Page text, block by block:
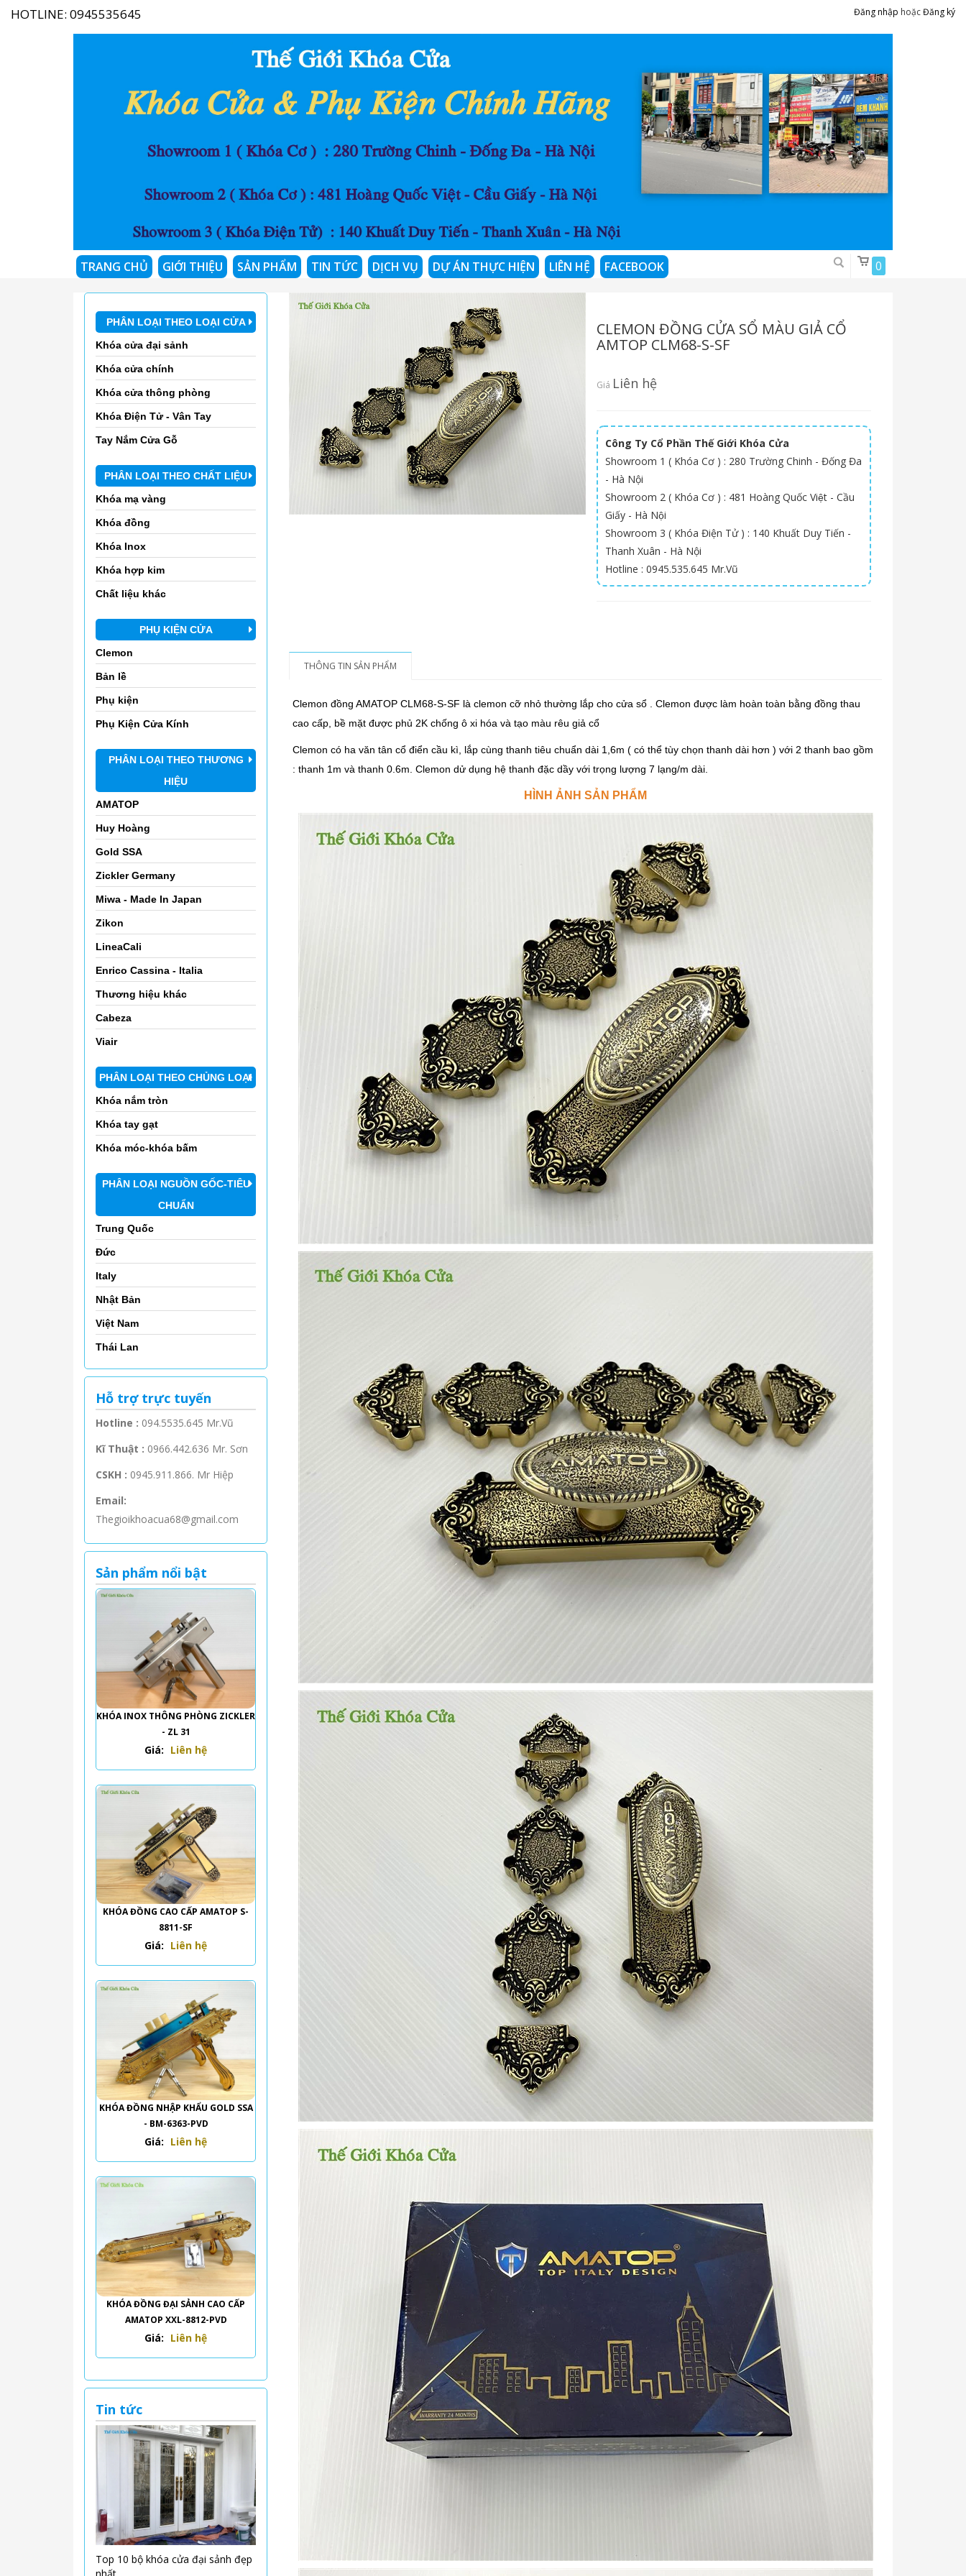
HOTLINE: 0945535645 Đăng nhập hoặcĐăng ký
TRANG CHỦ GIỚI THIỆU SẢN PHẨM TIN TỨC DỊCH VỤ DỰ ÁN THỰC HIỆN LIÊN HỆ FACEBOOK 0
PHÂN LOẠI THEO LOẠI CỬA
Khóa cửa đại sảnh
Khóa cửa chính
Khóa cửa thông phòng
Khóa Điện Tử - Vân Tay
Tay Nắm Cửa Gỗ
PHÂN LOẠI THEO CHẤT LIỆU
Khóa mạ vàng
Khóa đồng
Khóa Inox
Khóa hợp kim
Chất liệu khác
PHỤ KIỆN CỬA
Clemon
Bản lề
Phụ kiện
Phụ Kiện Cửa Kính
PHÂN LOẠI THEO THƯƠNG
HIỆU
AMATOP
Huy Hoàng
Gold SSA
Zickler Germany
Miwa - Made In Japan
Zikon
LineaCali
Enrico Cassina - Italia
Thương hiệu khác
Cabeza
Viair
PHÂN LOẠI THEO CHỦNG LOẠI
Khóa nắm tròn
Khóa tay gạt
Khóa móc-khóa bấm
PHÂN LOẠI NGUỒN GỐC-TIÊU
CHUẨN
Trung Quốc
Đức
Italy
Nhật Bản
Việt Nam
Thái Lan
Hỗ trợ trực tuyến
Hotline : 094.5535.645 Mr.Vũ
Kĩ Thuật : 0966.442.636 Mr. Sơn
CSKH : 0945.911.866. Mr Hiệp
Email:
Thegioikhoacua68@gmail.com
Sản phẩm nổi bật
KHÓA INOX THÔNG PHÒNG ZICKLER
- ZL 31
Giá: Liên hệ
KHÓA ĐỒNG CAO CẤP AMATOP S-
8811-SF
Giá: Liên hệ
KHÓA ĐỒNG NHẬP KHẨU GOLD SSA
- BM-6363-PVD
Giá: Liên hệ
KHÓA ĐỒNG ĐẠI SẢNH CAO CẤP
AMATOP XXL-8812-PVD
Giá: Liên hệ
Tin tức
Top 10 bộ khóa cửa đại sảnh đẹp
CLEMON ĐỒNG CỬA SỔ MÀU GIẢ CỔ
AMTOP CLM68-S-SF
Giá Liên hệ
Công Ty Cổ Phần Thế Giới Khóa Cửa
Showroom 1 ( Khóa Cơ ) : 280 Trường Chinh - Đống Đa
- Hà Nội
Showroom 2 ( Khóa Cơ ) : 481 Hoàng Quốc Việt - Cầu
Giấy - Hà Nội
Showroom 3 ( Khóa Điện Tử ) : 140 Khuất Duy Tiến -
Thanh Xuân - Hà Nội
Hotline : 0945.535.645 Mr.Vũ
THÔNG TIN SẢN PHẨM
Clemon đồng AMATOP CLM68-S-SF là clemon cỡ nhỏ thường lắp cho cửa sổ . Clemon được làm hoàn toàn bằng đồng thau
cao cấp, bề mặt được phủ 2K chống ô xi hóa và tạo màu rêu giả cổ
Clemon có ha văn tân cổ điển cầu kì, lắp cùng thanh tiêu chuẩn dài 1,6m ( có thể tùy chọn thanh dài hơn ) với 2 thanh bao gồm
: thanh 1m và thanh 0.6m. Clemon dử dụng hệ thanh đặc dầy với trọng lượng 7 lạng/m dài.
HÌNH ẢNH SẢN PHẨM